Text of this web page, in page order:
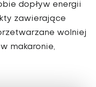
dopływ energii
zawierające
wolniej
makaro­nie,